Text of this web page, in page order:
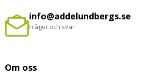
info@addelundbergs.se
Frågor och svar
Om oss